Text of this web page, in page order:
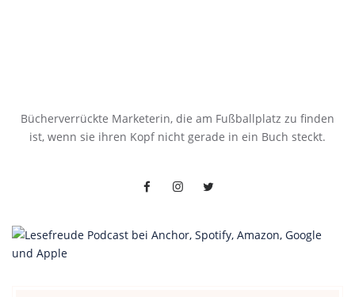
Bücherverrückte Marketerin, die am Fußballplatz zu finden
ist, wenn sie ihren Kopf nicht gerade in ein Buch steckt.